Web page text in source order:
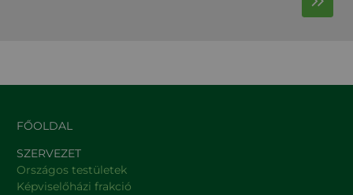
FŐOLDAL
SZERVEZET
Országos testületek
Képviselőházi frakció